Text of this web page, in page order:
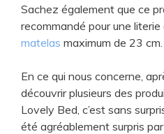
Sachez également que ce
recommandé pour une literie
matelas maximum de 23 cm.
En ce qui nous concerne,
découvrir plusieurs des
Lovely Bed, c’est sans
été agréablement surpris